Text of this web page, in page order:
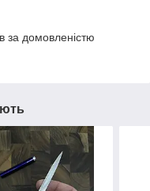
за домовленістю